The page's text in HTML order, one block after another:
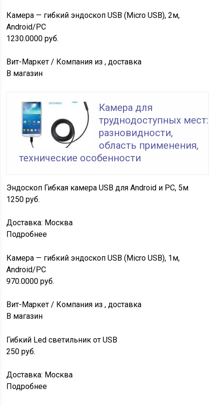
Камера — гибкий эндоскоп USB (Micro USB), 2м,
Android/PC
1230.0000руб.
Вит-Маркет / Компания из , доставка
В магазин
Камера для
труднодоступных мест:
разновидности,
область применения,
технические особенности
Эндоскоп Гибкая камера USB для Android и PC, 5м
1250руб.
Доставка: Москва
Подробнее
Камера — гибкий эндоскоп USB (Micro USB), 1м,
Android/PC
970.0000руб.
Вит-Маркет / Компания из , доставка
В магазин
Гибкий Led светильник от USB
250руб.
Доставка: Москва
Подробнее